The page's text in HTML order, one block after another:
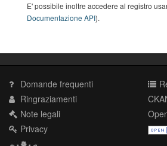
E' possibile inoltre accedere al registro
Documentazione API).
Domande frequenti
Ringraziamenti
Note legali
Privacy